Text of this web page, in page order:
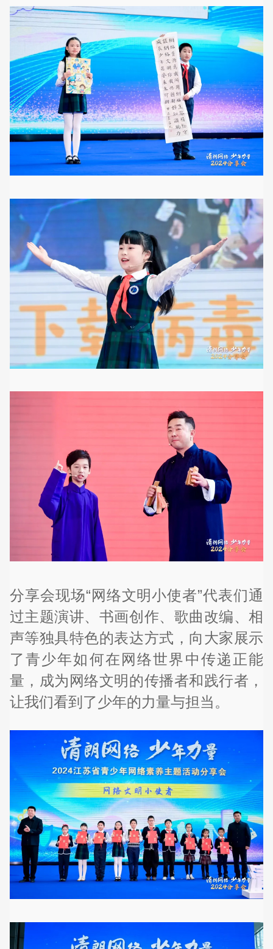
分享会现场“网络文明小使者”代表们通
过主题演讲、书画创作、歌曲改编、相
声等独具特色的表达方式，向大家展示
了青少年如何在网络世界中传递正能
量，成为网络文明的传播者和践行者，
让我们看到了少年的力量与担当。